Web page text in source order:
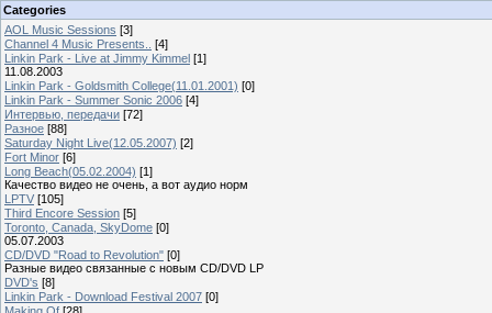
Categories
AOL Music Sessions [3]
Channel 4 Music Presents..
[4]
Linkin Park - Live at Jimmy Kimmel [1]
11.08.2003
Linkin Park - Goldsmith College(11.01.2001) [0]
Linkin Park - Summer Sonic 2006 [4]
Интервью, передачи [72]
Разное [88]
Saturday Night Live(12.05.2007) [2]
Fort Minor [6]
Long Beach(05.02.2004) [1]
Качество видео не очень, а вот аудио норм
LPTV [105]
Third Encore Session [5]
Toronto, Canada, SkyDome [0]
05.07.2003
CD/DVD "Road to Revolution" [0]
Разные видео связанные с новым CD/DVD LP
DVD's [8]
Linkin Park - Download Festival 2007 [0]